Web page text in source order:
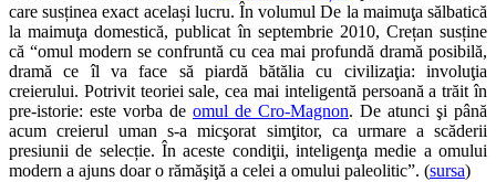
care susținea exact același lucru. În volumul De la maimuţa sălbatică
la maimuţa domestică, publicat în septembrie 2010, Crețan susține
că “omul modern se confruntă cu cea mai profundă dramă posibilă,
dramă ce îl va face să piardă bătălia cu civilizaţia: involuţia
creierului. Potrivit teoriei sale, cea mai inteligentă persoană a trăit în
pre-istorie: este vorba de omul de Cro-Magnon. De atunci şi până
acum creierul uman s-a micşorat simţitor, ca urmare a scăderii
presiunii de selecție. În aceste condiţii, inteligenţa medie a omului
modern a ajuns doar o rămăşiţă a celei a omului paleolitic”. (sursa)